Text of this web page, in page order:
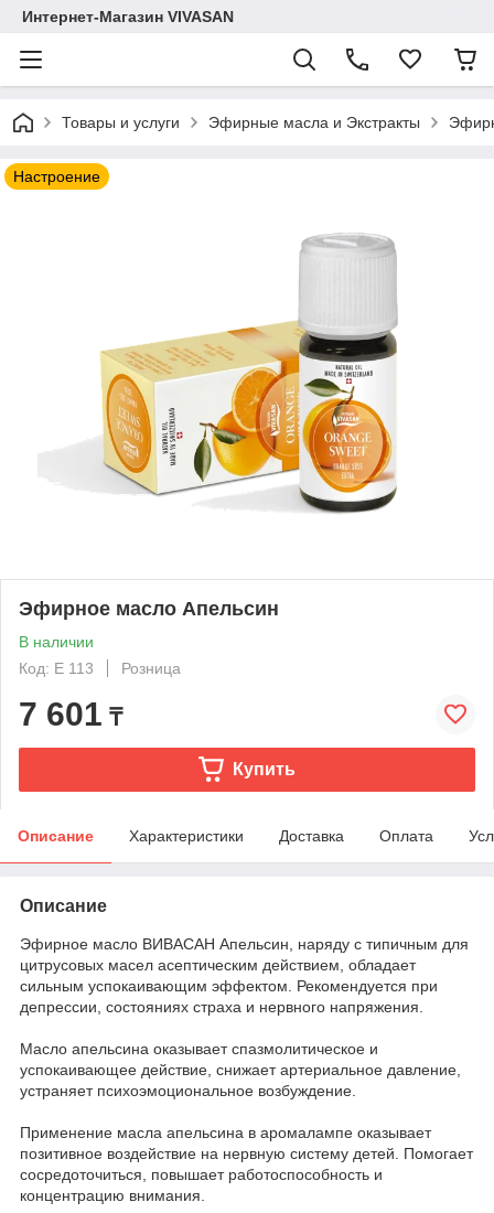
Интернет-Магазин VIVASAN
Товары и услуги Эфирные масла и Экстракты
Настроение
Эфирное масло Апельсин
В наличии
Код: E 113
Розница
7 601 ₸
Купить
Описание Характеристики Доставка Оплата
Описание
Эфирное масло ВИВАСАН Апельсин, наряду с типичным для
цитрусовых масел асептическим действием, обладает
сильным успокаивающим эффектом. Рекомендуется при
депрессии, состояниях страха и нервного напряжения.
Масло апельсина оказывает спазмолитическое и
успокаивающее действие, снижает артериальное давление,
устраняет психоэмоциональное возбуждение.
Применение масла апельсина в аромалампе оказывает
позитивное воздействие на нервную систему детей. Помогает
сосредоточиться, повышает работоспособность и
концентрацию внимания.